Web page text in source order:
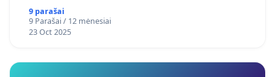
9 parašai
9 Parašai / 12 mėnesiai
23 Oct 2025